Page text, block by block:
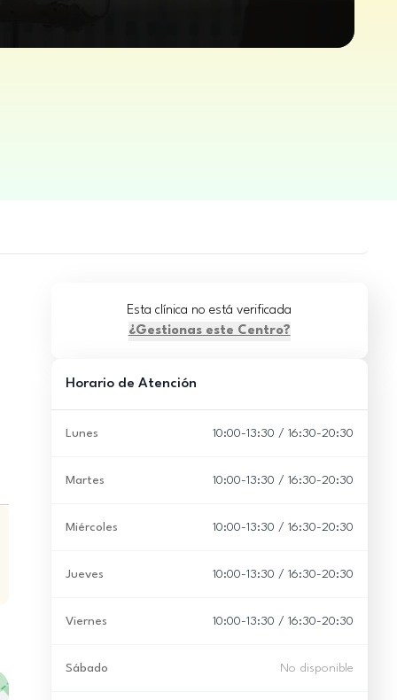
Esta clínica no está verificada
¿Gestionas este Centro?
Horario de Atención
Lunes 10:00-13:30 / 16:30-20:30
Martes 10:00-13:30 / 16:30-20:30
Miércoles 10:00-13:30 / 16:30-20:30
Jueves 10:00-13:30 / 16:30-20:30
Viernes 10:00-13:30 / 16:30-20:30
Sábado No disponible